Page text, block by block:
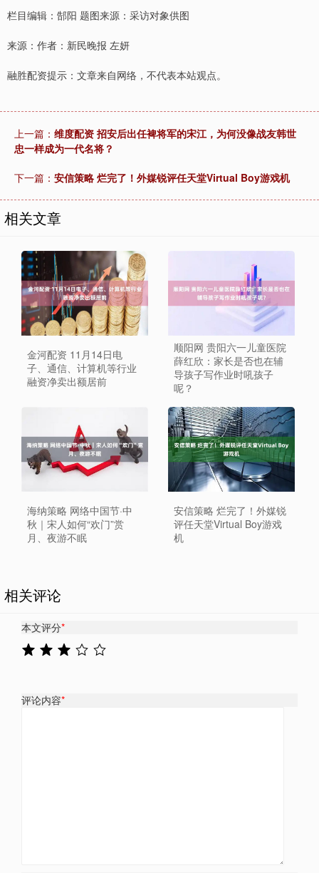
栏目编辑：郜阳 题图来源：采访对象供图
来源：作者：新民晚报 左妍
融胜配资提示：文章来自网络，不代表本站观点。
上一篇： 维度配资 招安后出任裨将军的宋江，为何没像战友韩世
忠一样成为一代名将？
下一篇： 安信策略 烂完了！外媒锐评任天堂Virtual Boy游戏机
相关文章
金河配资 11月14日电
子、通信、计算机等行业
融资净卖出额居前
顺阳网 贵阳六一儿童医院
薛红欣：家长是否也在辅
导孩子写作业时吼孩子
呢？
海纳策略 网络中国节·中
秋｜宋人如何“欢门”赏
月、夜游不眠
安信策略 烂完了！外媒锐
评任天堂Virtual Boy游戏
机
相关评论
本文评分*
评论内容*